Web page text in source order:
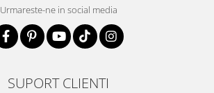
Urmareste-ne in social media
SUPORT CLIENTI